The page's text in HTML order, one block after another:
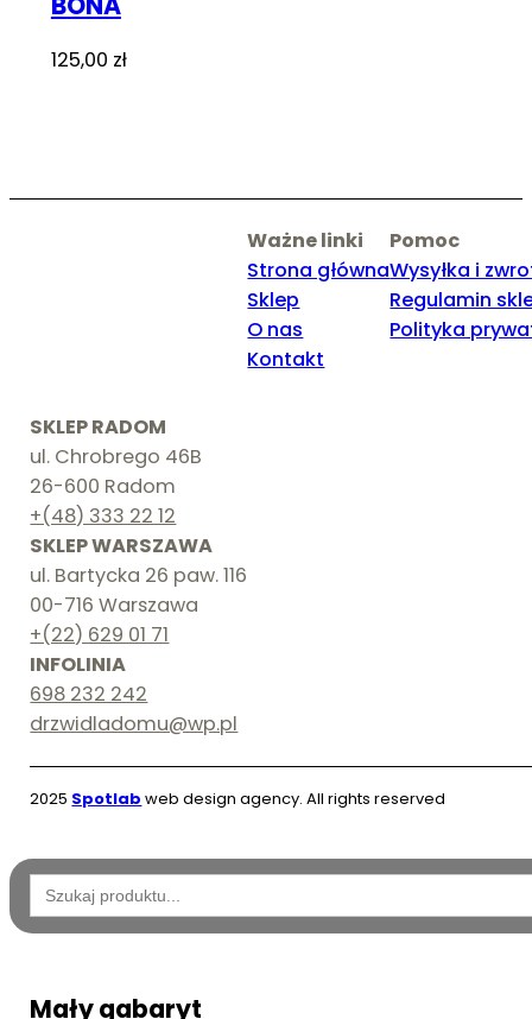
125,00 zł
SKLEP RADOM
ul. Chrobrego 46B
26-600 Radom
+(48) 333 22 12
SKLEP WARSZAWA
ul. Bartycka 26 paw. 116
00-716 Warszawa
+(22) 629 01 71
INFOLINIA
698 232 242
drzwidladomu@wp.pl
Ważne linki
Strona główna
Sklep
O nas
Kontakt
Pomoc
Wysyłka i
Regulamin
Polityka
2025 Spotlab web design agency. All rights reserved
Wyszukaj:
Mały gabaryt